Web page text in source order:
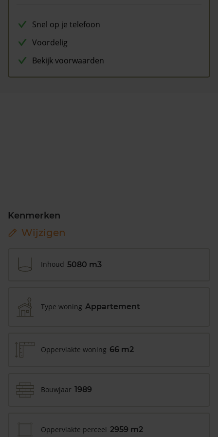
Snel op je telefoon
Voordelig
Bekijk voorwaarden
Kenmerken
Wijzigen
Inhoud 5080 m3
Type woning Appartement
Oppervlakte woning 66 m2
Bouwjaar 1989
Oppervlakte perceel 2959 m2